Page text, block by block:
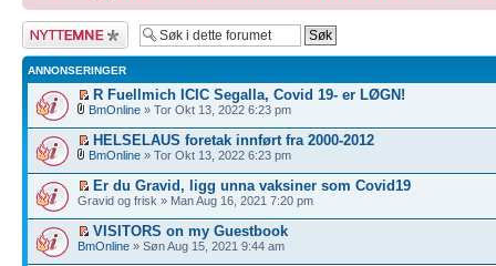
Legg inn et nytt
emne
ANNONSERINGER
R Fuellmich ICIC Segalla, Covid 19- er LØGN!
BmOnline » Tor Okt 13, 2022 6:23 pm
HELSELAUS foretak innført fra 2000-2012
BmOnline » Tor Okt 13, 2022 6:23 pm
Er du Gravid, ligg unna vaksiner som Covid19
Gravid og frisk » Man Aug 16, 2021 7:20 pm
VISITORS on my Guestbook
BmOnline » Søn Aug 15, 2021 9:44 am